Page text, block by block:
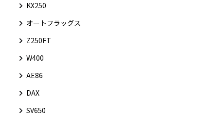
KX250
オートフラッグス
Z250FT
W400
AE86
DAX
SV650